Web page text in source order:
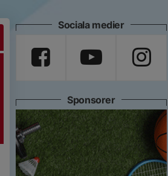
Sociala medier
Sponsorer